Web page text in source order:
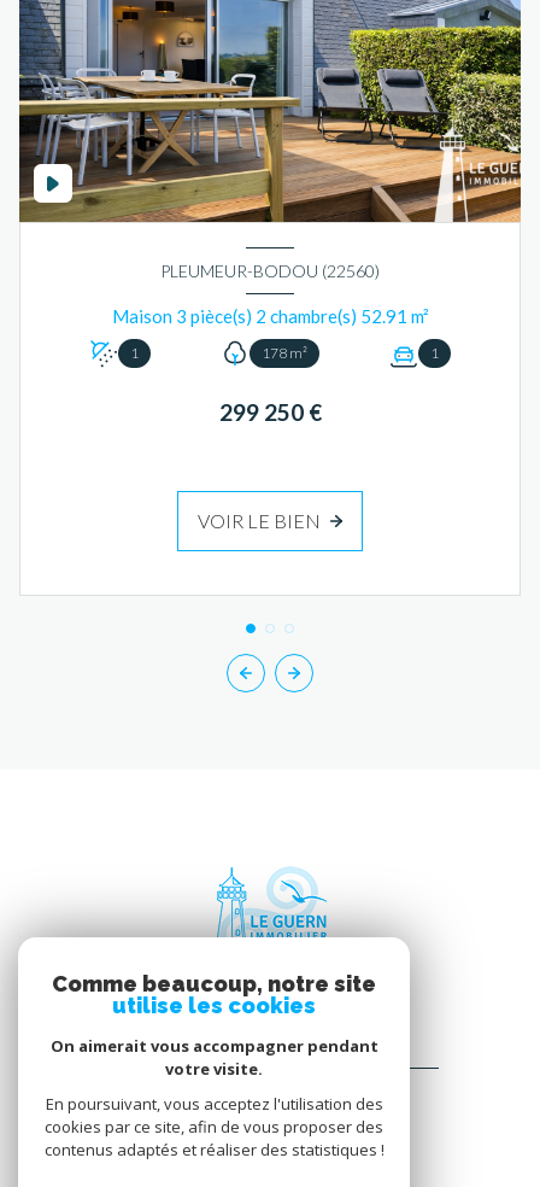
PLEUMEUR-BODOU (22560)
Maison 3 pièce(s) 2 chambre(s) 52.91 m²
1 178 m² 1
299 250 €
VOIR LE BIEN
LE GUERN IMMOBILIER
7 RUE CHARLES LE GOFFIC
22730TRÉGASTEL
Comme beaucoup, notre site
utilise les cookies
On aimerait vous accompagner pendant
votre visite.
En poursuivant, vous acceptez l'utilisation des
cookies par ce site, afin de vous proposer des
contenus adaptés et réaliser des statistiques !